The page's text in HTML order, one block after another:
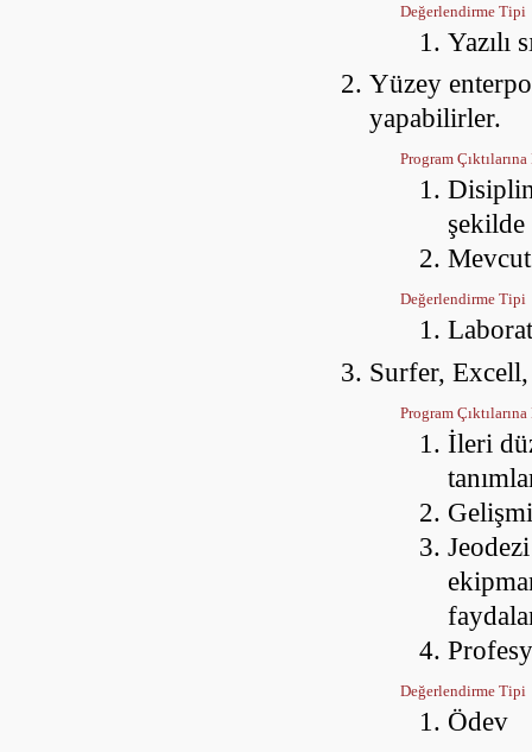
Değerlendirme Tipi
Yazılı
Yüzey
yapabilirler.
Program Çıktılarına
şekilde
Değerlendirme Tipi
Surfer, Excell,
Program Çıktılarına
İleri
Değerlendirme Tipi
Ödev